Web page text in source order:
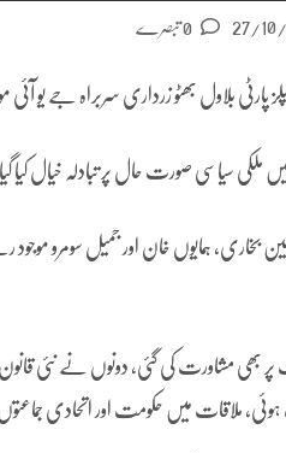
27/
پارٹی بلاول بھٹو زرداری سربراہ جے یو آئی
سیاسی صورت حال پر تبادلہ خیال کیا
بخاری، ہمایوں خان اور جمیل سومرو
بھی مشاورت کی گئی، دونوں نے نئی قانون
ملاقات میں حکومت اور اتحادی